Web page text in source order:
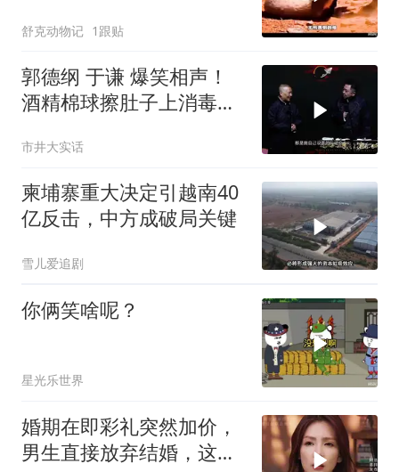
舒克动物记 1跟贴
郭德纲 于谦 爆笑相声！
酒精棉球擦肚子上消毒，
擦反了？
市井大实话
柬埔寨重大决定引越南40
亿反击，中方成破局关键
雪儿爱追剧
你俩笑啥呢？
星光乐世界
婚期在即彩礼突然加价，
男生直接放弃结婚，这件